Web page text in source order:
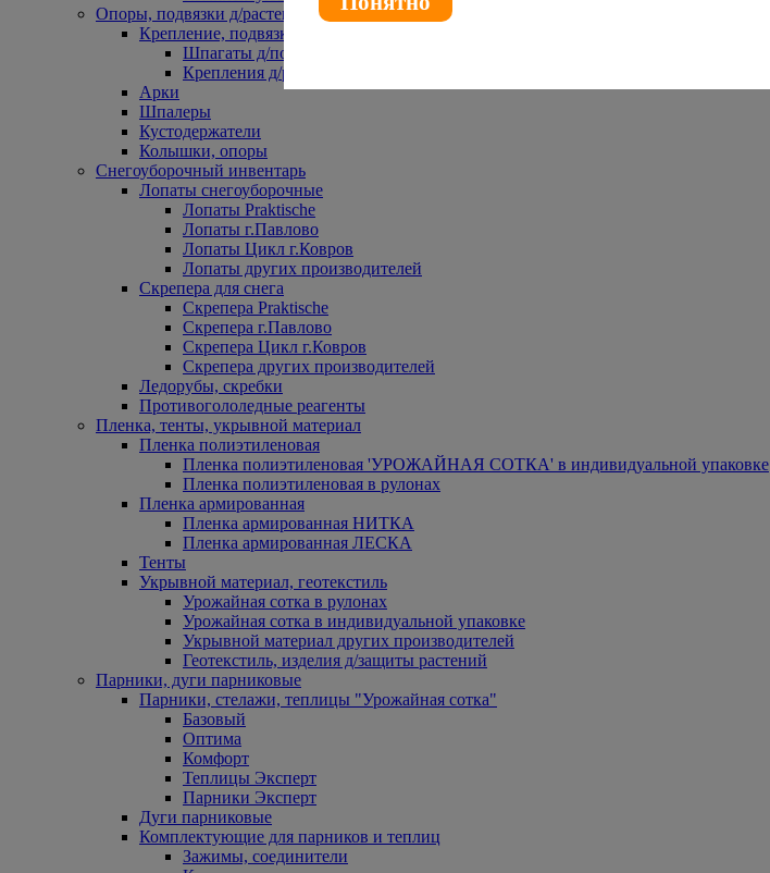
Опоры, подвязки д/растений
Крепление, подвязки д/растений
Шпагаты д/подвязки растений
Крепления д/растений
Арки
Шпалеры
Кустодержатели
Колышки, опоры
Снегоуборочный инвентарь
Лопаты снегоуборочные
Лопаты Praktische
Лопаты г.Павлово
Лопаты Цикл г.Ковров
Лопаты других производителей
Скрепера для снега
Скрепера Praktische
Скрепера г.Павлово
Скрепера Цикл г.Ковров
Скрепера других производителей
Ледорубы, скребки
Противогололедные реагенты
Пленка, тенты, укрывной материал
Пленка полиэтиленовая
Пленка полиэтиленовая 'УРОЖАЙНАЯ СОТКА' в индивидуальной упаковке
Пленка полиэтиленовая в рулонах
Пленка армированная
Пленка армированная НИТКА
Пленка армированная ЛЕСКА
Тенты
Укрывной материал, геотекстиль
Урожайная сотка в рулонах
Урожайная сотка в индивидуальной упаковке
Укрывной материал других производителей
Геотекстиль, изделия д/защиты растений
Парники, дуги парниковые
Парники, стелажи, теплицы "Урожайная сотка"
Базовый
Оптима
Комфорт
Теплицы Эксперт
Парники Эксперт
Дуги парниковые
Комплектующие для парников и теплиц
Зажимы, соединители